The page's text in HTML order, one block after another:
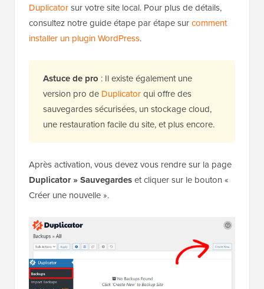
Duplicatorsur votre site local. Pour plus de détails,
consultez notre guide étape par étape surcomment
installer un plugin WordPress.
Astuce de pro : Il existe également une
version pro de Duplicatorqui offre des
sauvegardes sécurisées, un stockage cloud,
une restauration facile du site, et plus encore.
Après activation, vous devez vous rendre sur la page
Duplicator » Sauvegardeset cliquer sur le bouton «
Créer une nouvelle ».